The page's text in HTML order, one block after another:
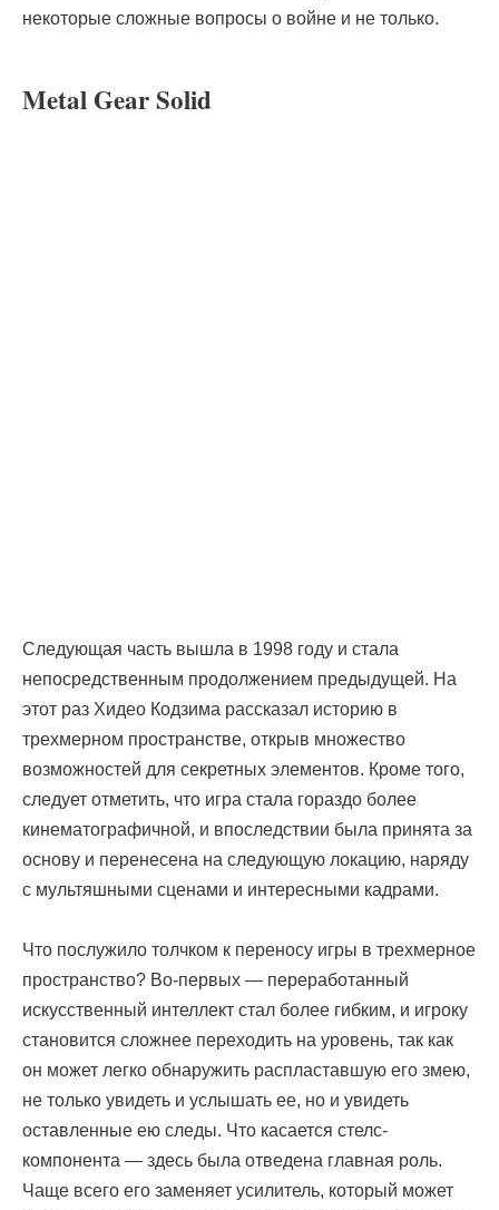
некоторые сложные вопросы о войне и не только.
Metal Gear Solid
Следующая часть вышла в 1998 году и стала
непосредственным продолжением предыдущей. На
этот раз Хидео Кодзима рассказал историю в
трехмерном пространстве, открыв множество
возможностей для секретных элементов. Кроме того,
следует отметить, что игра стала гораздо более
кинематографичной, и впоследствии была принята за
основу и перенесена на следующую локацию, наряду
с мультяшными сценами и интересными кадрами.
Что послужило толчком к переносу игры в трехмерное
пространство? Во-первых — переработанный
искусственный интеллект стал более гибким, и игроку
становится сложнее переходить на уровень, так как
он может легко обнаружить распластавшую его змею,
не только увидеть и услышать ее, но и увидеть
оставленные ею следы. Что касается стелс-
компонента — здесь была отведена главная роль.
Чаще всего его заменяет усилитель, который может